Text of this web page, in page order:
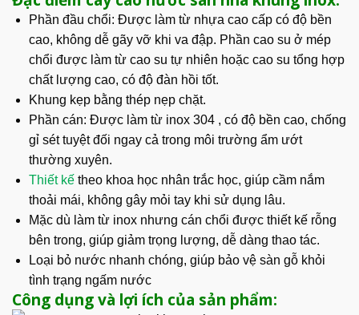
Phần đầu chổi: Được làm từ nhựa cao cấp có độ bền
cao, không dễ gãy vỡ khi va đập. Phần cao su ở mép
chổi được làm từ cao su tự nhiên hoặc cao su tổng hợp
chất lượng cao, có độ đàn hồi tốt.
Khung kẹp bằng thép nẹp chặt.
Phần cán: Được làm từ inox 304 , có độ bền cao, chống
gỉ sét tuyệt đối ngay cả trong môi trường ẩm ướt
thường xuyên.
Thiết kếtheo khoa học nhân trắc học, giúp cầm nắm
thoải mái, không gây mỏi tay khi sử dụng lâu.
Mặc dù làm từ inox nhưng cán chổi được thiết kế rỗng
bên trong, giúp giảm trọng lượng, dễ dàng thao tác.
Loại bỏ nước nhanh chóng, giúp bảo vệ sàn gỗ khỏi
tình trạng ngấm nước
Công dụng và lợi ích của sản phẩm: